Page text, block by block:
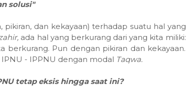
solusi"
dan kekayaan) terhadap suatu hal yang
, ada hal yang berkurang dari yang kita miliki:
Pun dengan pikiran dan kekayaan.
IPNU - IPPNU dengan modal Taqwa.
tetap eksis hingga saat ini?